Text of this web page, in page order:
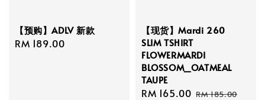
【预购】ADLV 新款
Regular
RM 189.00
【现货】Mardi 260
SLIM TSHIRT
FLOWERMARDI
BLOSSOM_OATMEAL
TAUPE
Sale
RM 165.00 Regular
RM 185.00